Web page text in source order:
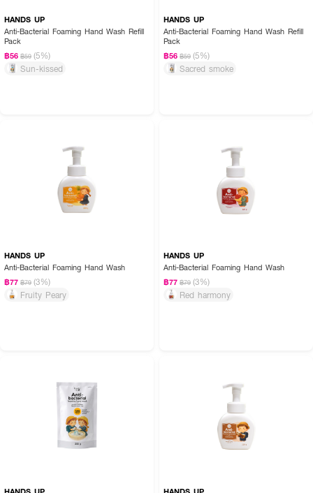
HANDS UP
Anti-Bacterial Foaming Hand Wash Refill
Pack
฿56 ฿59 (5%)
Sun-kissed
HANDS UP
Anti-Bacterial Foaming Hand Wash Refill
Pack
฿56 ฿59 (5%)
Sacred smoke
HANDS UP
Anti-Bacterial Foaming Hand Wash
฿77 ฿79 (3%)
Fruity Peary
HANDS UP
Anti-Bacterial Foaming Hand Wash
฿77 ฿79 (3%)
Red harmony
HANDS UP
HANDS UP